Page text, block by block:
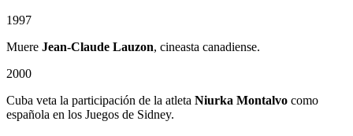
1997
Muere Jean-Claude Lauzon, cineasta canadiense.
2000
Cuba veta la participación de la atleta Niurka Montalvo como
española en los Juegos de Sidney.